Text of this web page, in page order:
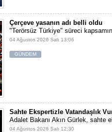
Çerçeve yasanın adı belli oldu
"Terörsüz Türkiye" süreci
04 Ağustos 2026 Salı 13:06
GÜNDEM
Sahte Ekspertizle Vatandaşlık
Adalet Bakanı Akın Gürlek, sahte
04 Ağustos 2026 Salı 12:30